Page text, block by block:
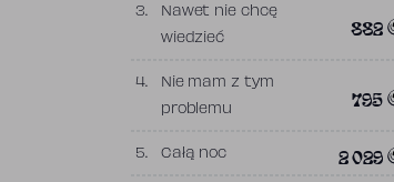
3.
Nawet nie chcę
wiedzieć
882
4.
Nie mam z tym
problemu
795
5. Całą noc 2 029